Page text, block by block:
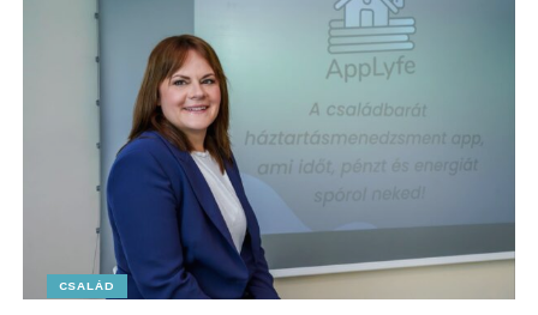
CSALÁD